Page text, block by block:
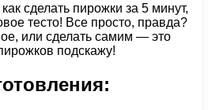
сделать пирожки за 5 минут,
тесто! Все просто, правда?
или сделать самим — это
подскажу!